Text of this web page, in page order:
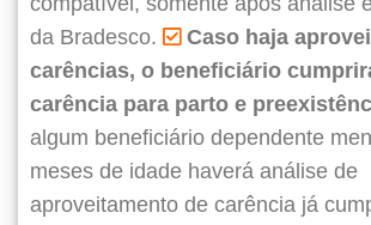
da Bradesco.
Caso haja
carências, o beneficiário
carência para parto e
algum beneficiário dependente
meses de idade haverá análise de
aproveitamento de carência já